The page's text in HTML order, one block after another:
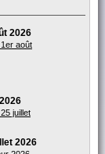
2026
août
juillet
2026